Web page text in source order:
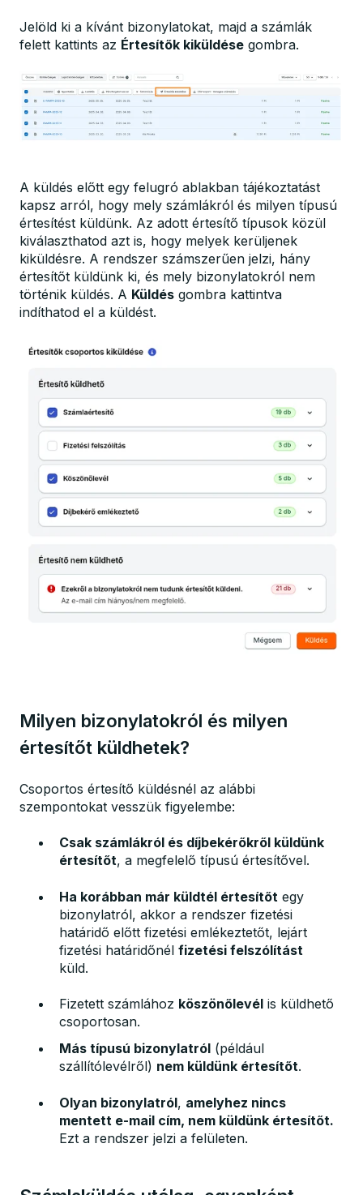
Jelöld ki a kívánt bizonylatokat, majd a számlák
felett kattints az Értesítők kiküldése gombra.
A küldés előtt egy felugró ablakban tájékoztatást
kapsz arról, hogy mely számlákról és milyen típusú
értesítést küldünk. Az adott értesítő típusok közül
kiválaszthatod azt is, hogy melyek kerüljenek
kiküldésre. A rendszer számszerűen jelzi, hány
értesítőt küldünk ki, és mely bizonylatokról nem
történik küldés. A Küldés gombra kattintva
indíthatod el a küldést.
Milyen bizonylatokról és milyen
értesítőt küldhetek?
Csoportos értesítő küldésnél az alábbi
szempontokat vesszük figyelembe:
Csak számlákról és díjbekérőkről küldünk
értesítőt, a megfelelő típusú értesítővel.
Ha korábban már küldtél értesítőt egy
bizonylatról, akkor a rendszer fizetési
határidő előtt fizetési emlékeztetőt, lejárt
fizetési határidőnél fizetési felszólítást
küld.
Fizetett számlához köszönőlevél is küldhető
csoportosan.
Más típusú bizonylatról (például
szállítólevélről) nem küldünk értesítőt.
Olyan bizonylatról, amelyhez nincs
mentett e-mail cím, nem küldünk értesítőt.
Ezt a rendszer jelzi a felületen.